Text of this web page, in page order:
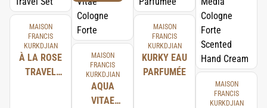
MAISON
FRANCIS
KURKDJIAN
À LA ROSE
TRAVEL
MAISON
FRANCIS
KURKDJIAN
AQUA
VITAE
MAISON
FRANCIS
KURKDJIAN
KURKY EAU
PARFUMÉE
MAISON
FRANCIS
KURKDJIAN